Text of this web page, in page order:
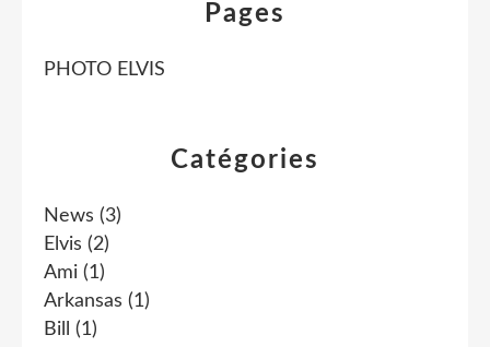
Catégories
News (3)
Elvis (2)
Ami (1)
Arkansas (1)
Bill
(1)
Pages
PHOTO ELVIS